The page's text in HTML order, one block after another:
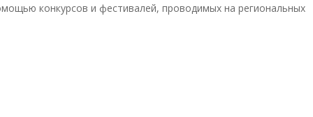
конкурсов и фестивалей, проводимых на региональных